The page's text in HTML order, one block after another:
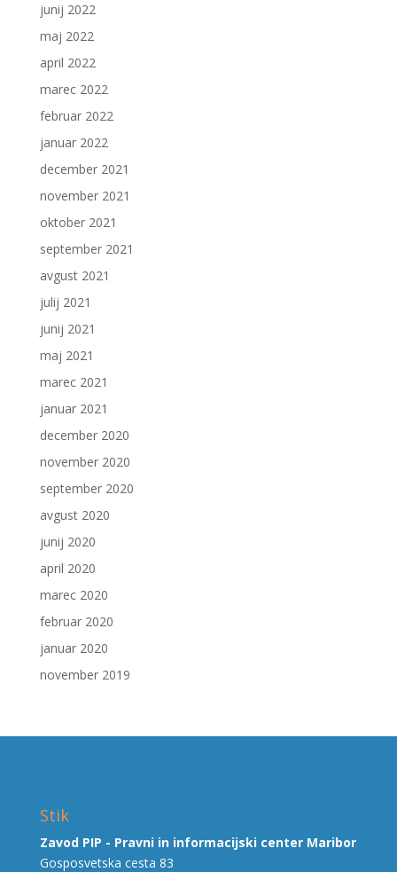
junij 2022
maj 2022
april 2022
marec 2022
februar 2022
januar 2022
december 2021
november 2021
oktober 2021
september 2021
avgust 2021
julij 2021
junij 2021
maj 2021
marec 2021
januar 2021
december 2020
november 2020
september 2020
avgust 2020
junij 2020
april 2020
marec 2020
februar 2020
januar 2020
november 2019
Stik
Zavod PIP - Pravni in informacijski center Maribor
Gosposvetska cesta 83